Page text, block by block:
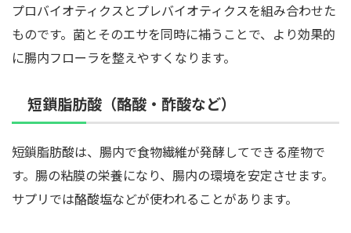
プロバイオティクスとプレバイオティクスを組み合わせた
ものです。菌とそのエサを同時に補うことで、より効果的
に腸内フローラを整えやすくなります。
短鎖脂肪酸（酪酸・酢酸など）
短鎖脂肪酸は、腸内で食物繊維が発酵してできる産物で
す。腸の粘膜の栄養になり、腸内の環境を安定させます。
サプリでは酪酸塩などが使われることがあります。